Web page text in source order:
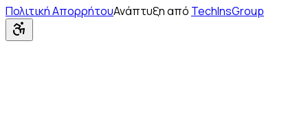
Πολιτική ΑπορρήτουΑνάπτυξη από TechInsGroup